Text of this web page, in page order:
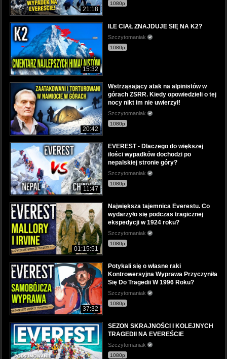
21:18
1080p
15:32
ILE CIAŁ ZNAJDUJE SIĘ NA K2?
Szczytomaniak
1080p
20:42
Wstrząsający atak na alpinistów w
górach ZSRR. Kiedy opowiedzieli o tej
nocy nikt im nie uwierzył!
Szczytomaniak
1080p
11:47
EVEREST - Dlaczego do większej
ilości wypadków dochodzi po
nepalskiej stronie góry?
Szczytomaniak
1080p
01:15:51
Największa tajemnica Everestu. Co
wydarzyło się podczas tragicznej
ekspedycji w 1924 roku?
Szczytomaniak
1080p
37:32
Potykali się o własne raki
Kontrowersyjna Wyprawa Przyczyniła
Się Do Tragedii W 1996 Roku?
Szczytomaniak
1080p
SEZON SKRAJNOŚCI I KOLEJNYCH
TRAGEDII NA EVEREŚCIE
Szczytomaniak
1080p